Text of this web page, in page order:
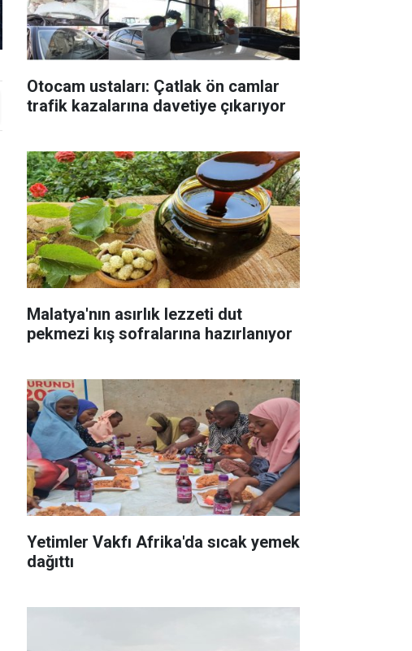
Otocam ustaları: Çatlak ön camlar
trafik kazalarına davetiye çıkarıyor
Malatya'nın asırlık lezzeti dut
pekmezi kış sofralarına hazırlanıyor
Yetimler Vakfı Afrika'da sıcak yemek
dağıttı